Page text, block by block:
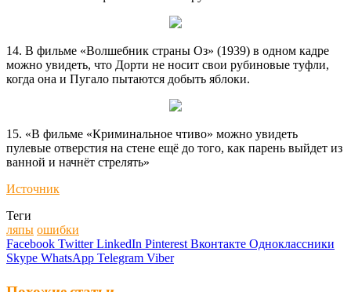
14. В фильме «Волшебник страны Оз» (1939) в одном кадре
можно увидеть, что Дорти не носит свои рубиновые туфли,
когда она и Пугало пытаются добыть яблоки.
15. «В фильме «Криминальное чтиво» можно увидеть
пулевые отверстия на стене ещё до того, как парень выйдет из
ванной и начнёт стрелять»
Источник
Теги
ляпы ошибки
Facebook Twitter LinkedIn Pinterest Вконтакте Одноклассники
Skype WhatsApp Telegram Viber